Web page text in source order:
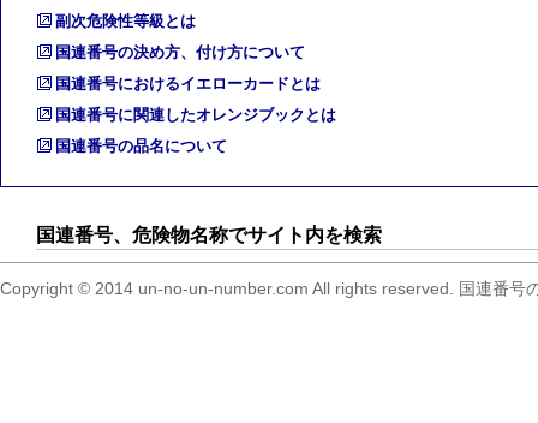
副次危険性等級とは
国連番号の決め方、付け方について
国連番号におけるイエローカードとは
国連番号に関連したオレンジブックとは
国連番号の品名について
国連番号、危険物名称でサイト内を検索
Copyright © 2014 un-no-un-number.com All rights reserved. 国連番号